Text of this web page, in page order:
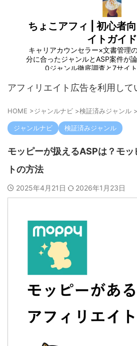
ちょこアフィ | 初心者
イトガイド
キャリアカウンセラー×文書管理
分に合ったジャンルとASP案件が
0ジャンル徹底調査と7サイト
アフィリエイト広告を利用して
HOME >ジャンルナビ >検証済みジャンル >
ジャンルナビ 検証済みジャンル
モッピーが扱えるASPは？モ
トの方法
2025年4月21日 2026年1月23日